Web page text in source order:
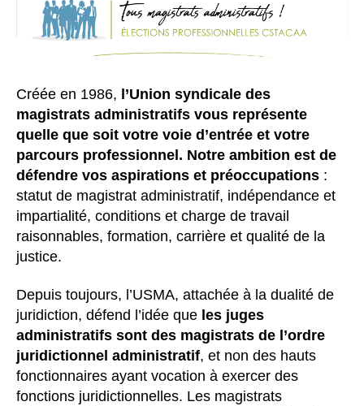
Créée en 1986, l’Union syndicale des
magistrats administratifs vous représente
quelle que soit votre voie d’entrée et votre
parcours professionnel. Notre ambition est de
défendre vos aspirations et préoccupations :
statut de magistrat administratif, indépendance et
impartialité, conditions et charge de travail
raisonnables, formation, carrière et qualité de la
justice.
Depuis toujours, l’USMA, attachée à la dualité de
juridiction, défend l’idée que les juges
administratifs sont des magistrats de l’ordre
juridictionnel administratif, et non des hauts
fonctionnaires ayant vocation à exercer des
fonctions juridictionnelles. Les magistrats